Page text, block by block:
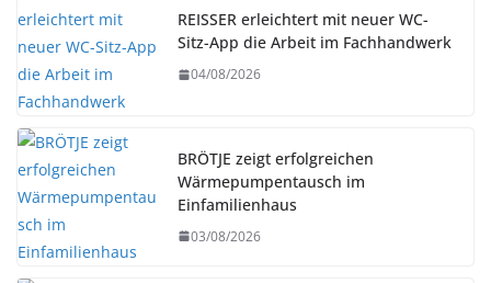
REISSER erleichtert mit neuer WC-
Sitz-App die Arbeit im Fachhandwerk
04/08/2026
BRÖTJE zeigt erfolgreichen
Wärmepumpentausch im
Einfamilienhaus
03/08/2026